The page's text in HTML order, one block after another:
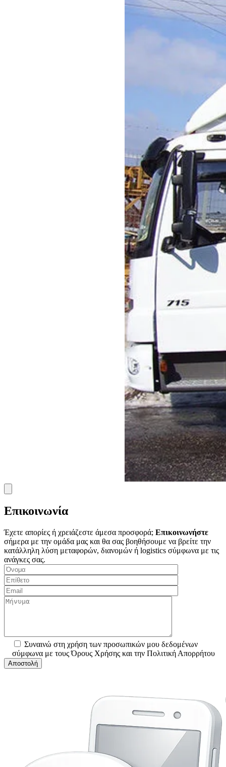
Επικοινωνία
Έχετε απορίες ή χρειάζεστε άμεσα προσφορά; Επικοινωνήστε
σήμερα με την ομάδα μας και θα σας βοηθήσουμε να βρείτε την
κατάλληλη λύση μεταφορών, διανομών ή logistics σύμφωνα με τις
ανάγκες σας.
Συναινώ στη χρήση των προσωπικών μου δεδομένων
σύμφωνα με τους Όρους Χρήσης και την Πολιτική Απορρήτου